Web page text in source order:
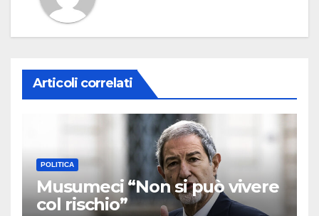
Articoli correlati
POLITICA
Musumeci “Non si può vivere
col rischio”